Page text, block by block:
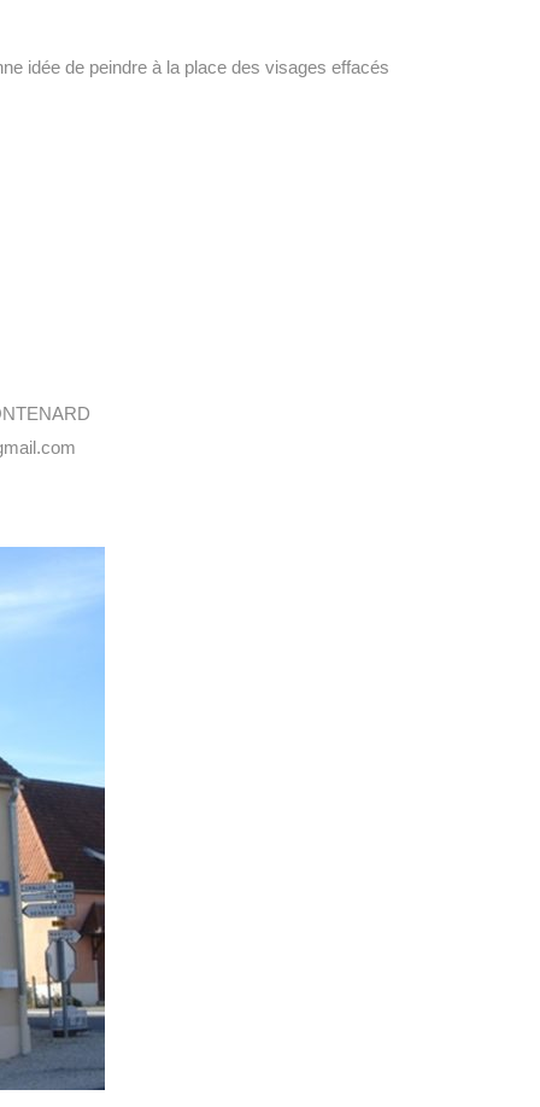
idée de peindre à la place des visages effacés